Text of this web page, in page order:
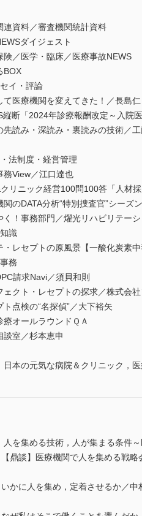
連資料／審査機関統計資料
ダイジェスト
険／医学・臨床／医療事故NEWS
BOX
イ・評論
て医療機関を変えてきた！／長島仁
縦断「2024年診療報酬改定～入院
先読み・深読み・裏読みの技術／
法制度・経営管理
務View／江口達也
リニック経営100問100答「人材
関のDATA分析“特別捜査官”シー
く！事務部門／燿光リハビリテー
識
・レセプトの原風景【一酸化炭素
務
請求Navi／須貝和則
ェクト・レセプトの探求／株式会
ト点検の“名探偵”／大下裕矢
療オールラウンドＱＡ
談室／杉本恵申
日本の元気な病院＆クリニック，
を集める技術，人が集まる条件～
鼎談】医療機関で人を集める戦
かに人を集め，定着させるか／中